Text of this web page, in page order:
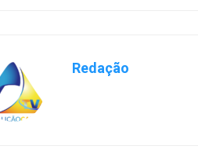
Redação